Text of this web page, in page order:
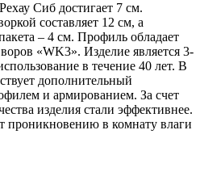
Сиб достигает 7 см.
составляет 12 см, а
– 4 см. Профиль обладает
«WK3». Изделие является 3-
в течение 40 лет. В
дополнительный
и армированием. За счет
изделия стали эффективнее.
проникновению в комнату влаги